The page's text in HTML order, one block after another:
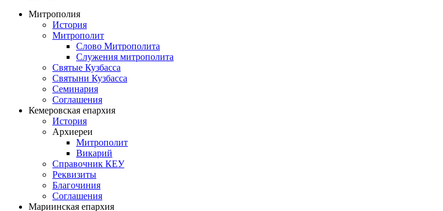
Митрополия
История
Митрополит
Слово Митрополита
Служения митрополита
Святые Кузбасса
Святыни Кузбасса
Семинария
Соглашения
Кемеровская епархия
История
Архиереи
Митрополит
Викарий
Справочник КЕУ
Реквизиты
Благочиния
Соглашения
Мариинская епархия